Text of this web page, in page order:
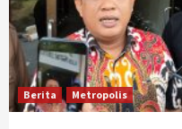
Berita Metropolis